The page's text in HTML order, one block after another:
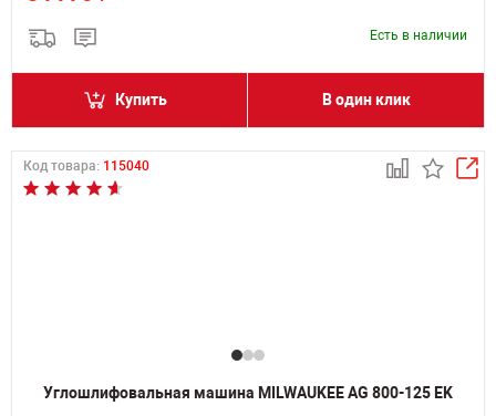
Есть в наличии
Купить В один клик
Код товара: 115040
Углошлифовальная машина MILWAUKEE AG 800-125 EK